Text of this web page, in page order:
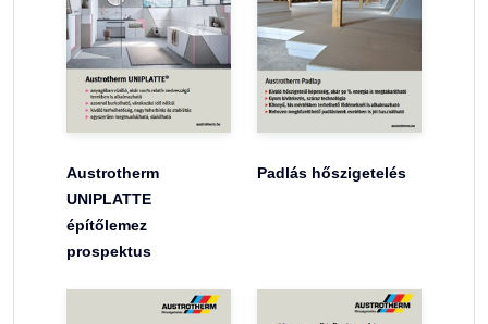
Austrotherm
UNIPLATTE
építőlemez
prospektus
Padlás hőszigetelés